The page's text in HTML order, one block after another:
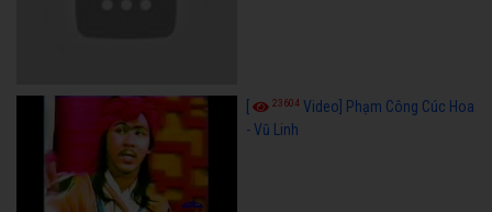
23604 Video] Phạm Công Cúc Hoa
- Vũ Linh